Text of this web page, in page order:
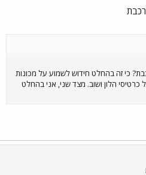
כי זה בהחלט חידוש לשמוע על מכונות
כרטיסי הלון ושוב. מצד שני, אני בהחלט